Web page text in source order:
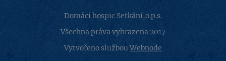
Domácí hospic Setkání,o.p.s.
Všechna práva vyhrazena 2017
Vytvořeno službouWebnode